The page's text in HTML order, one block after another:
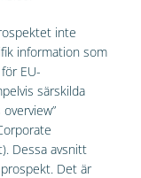
inte
information som
EU-
särskilda
Dessa avsnitt
Det är